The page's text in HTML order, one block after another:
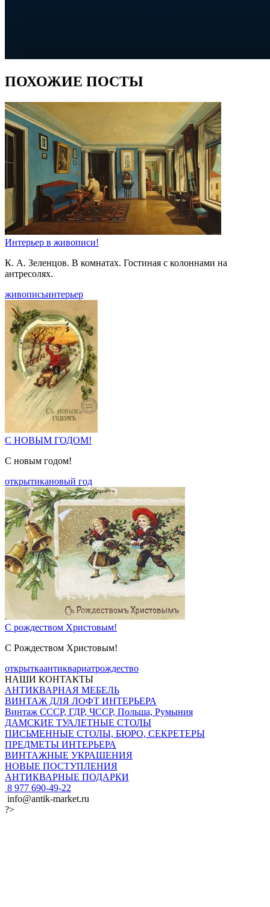
ПОХОЖИЕ ПОСТЫ
Интерьер в живописи!
К. А. Зеленцов. В комнатах. Гостиная с колоннами на
антресолях.
живописьинтерьер
С НОВЫМ ГОДОМ!
С новым годом!
открытикановый год
C рождеством Христовым!
С Рождеством Христовым!
открыткаантиквариатрождество
НАШИ КОНТАКТЫ
АНТИКВАРНАЯ МЕБЕЛЬ
ВИНТАЖ ДЛЯ ЛОФТ ИНТЕРЬЕРА
Винтаж СССР, ГДР, ЧССР, Польша, Румыния
ДАМСКИЕ ТУАЛЕТНЫЕ СТОЛЫ
ПИСЬМЕННЫЕ СТОЛЫ, БЮРО, СЕКРЕТЕРЫ
ПРЕДМЕТЫ ИНТЕРЬЕРА
ВИНТАЖНЫЕ УКРАШЕНИЯ
НОВЫЕ ПОСТУПЛЕНИЯ
АНТИКВАРНЫЕ ПОДАРКИ
8 977 690-49-22
info@antik-market.ru
?>